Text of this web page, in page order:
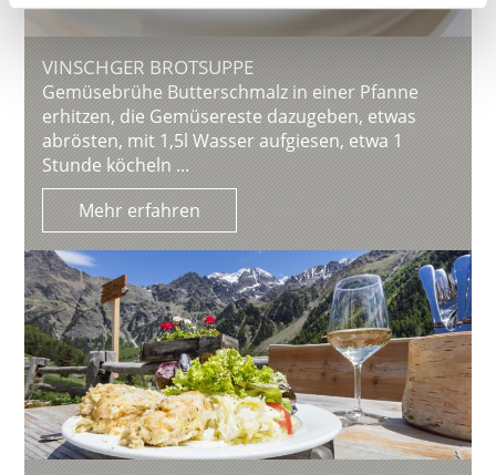
VINSCHGER BROTSUPPE
Gemüsebrühe Butterschmalz in einer Pfanne
erhitzen, die Gemüsereste dazugeben, etwas
abrösten, mit 1,5l Wasser aufgiesen, etwa 1
Stunde köcheln ...
Mehr erfahren